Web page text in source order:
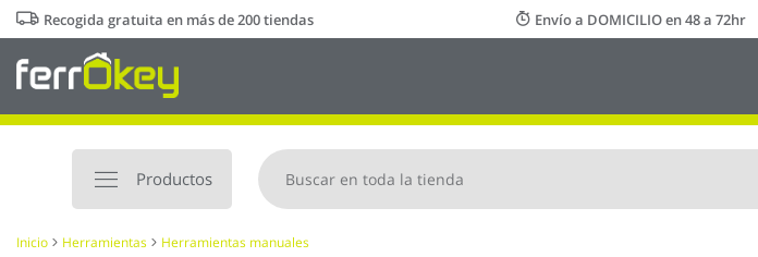
Ir
al
contenido
Recogida gratuita en más de 200 tiendas Envío a DOMICILIO en 48 a 72hr
Productos
Inicio Herramientas Herramientas manuales